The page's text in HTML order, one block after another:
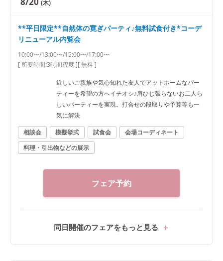
(木)
**平日限定**自然体の寛ぎパーティ♪無料試食付き*コーデ
リニューアル内覧会
10:00〜/13:00〜/15:00〜/17:00〜
[ 所要時間:3時間程度][ 無料 ]
近しいご親族や気心知れた友人でアットホームなパー
ティーを希望の方へイチオシ♪肩ひじ張らないお二人ら
しいパーティーを実現。打合せの段取りや予算等も一
気に解決
相談会
模擬挙式 試食会
会場コーディネート
料理・引出物などの展示
フェア予約
同日開催のフェアをもっと見る